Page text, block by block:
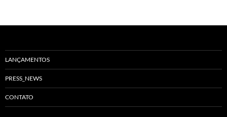
LANÇAMENTOS
PRESS_NEWS
CONTATO